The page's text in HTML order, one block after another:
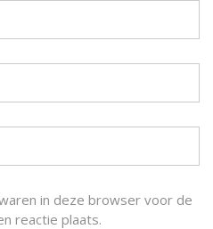
in deze browser voor de
reactie plaats.